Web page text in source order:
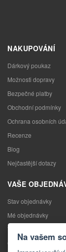
NAKUPOVÁNÍ
Dárkový poukaz
Možnosti dopravy
Bezpečné platby
Obchodní podmínky
Ochrana osobních
Recenze
Blog
Nejčastější dotazy
VAŠE
Stav objednávky
Mé objednávky
Výměna zboží
Odstoupení od kupní
Na vašem